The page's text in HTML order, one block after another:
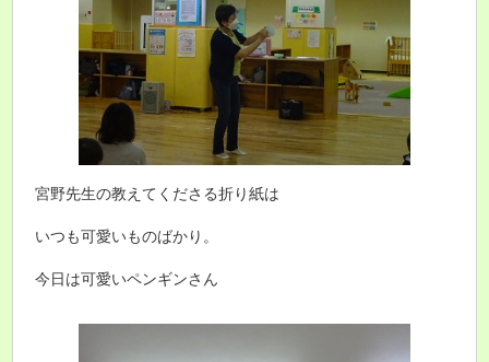
宮野先生の教えてくださる折り紙は
いつも可愛いものばかり。
今日は可愛いペンギンさん